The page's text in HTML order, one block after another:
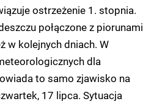
ostrzeżenie 1. stopnia.
połączone z piorunami
w kolejnych dniach. W
dla
to samo zjawisko na
17 lipca. Sytuacja